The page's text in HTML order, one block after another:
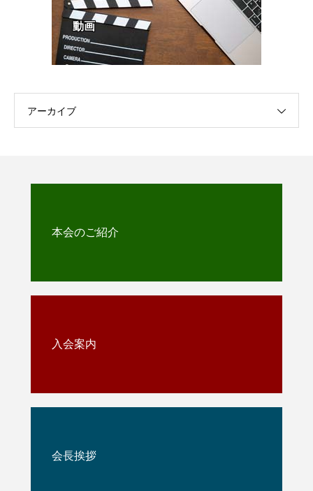
動画
アーカイブ
本会のご紹介
入会案内
会長挨拶